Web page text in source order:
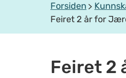
Forsiden
Feiret 2 år for
Feiret 2